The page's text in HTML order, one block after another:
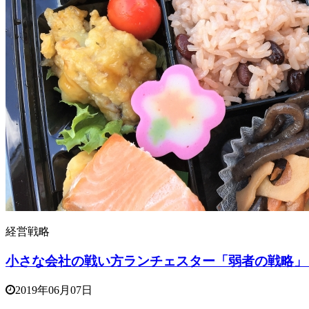
経営戦略
小さな会社の戦い方ランチェスター「弱者の戦略
2019年06月07日